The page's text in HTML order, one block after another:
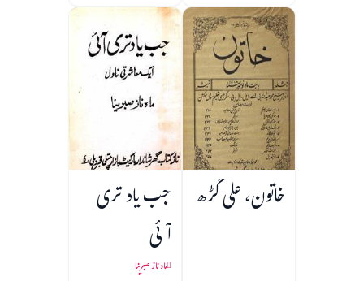
خاتون، علی گڑھ جب یاد تری
آئی
ماہ ناز صبرینا